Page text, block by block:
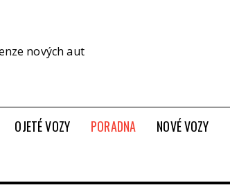
nových aut
OJETÉ VOZY PORADNA NOVÉ VOZY